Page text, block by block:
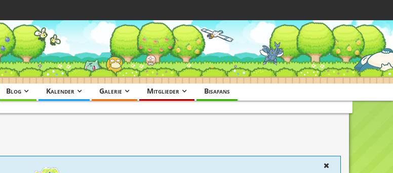
Blog Kalender Galerie Mitglieder Bisafans